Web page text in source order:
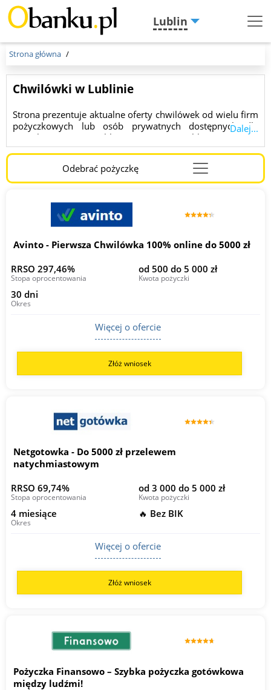
Lublin
Menu
Strona główna
Chwilówki w Lublinie
Strona prezentuje aktualne oferty chwilówek od wielu firm
pożyczkowych lub osób prywatnych dostępnych dla
mieszkańców w Lublinie. Możesz szybko porównać
warunki, kwoty do 150 000 zł i okres spłaty pożyczek.
Chwilówki to szybkie rozwiązanie na nagłe wydatki,
dostępne bez zbędnych formalności. Zebraliśmy w naszym
rankingu te najlepsze.
Dalej...
Odebrać pożyczkę
Avinto - Pierwsza Chwilówka 100% online do 5000 zł
RRSO 297,46%
Stopa oprocentowania
od 500 do 5 000 zł
Kwota pożyczki
30 dni
Okres
Więcej o ofercie
Złóż wniosek
Netgotowka - Do 5000 zł przelewem
natychmiastowym
RRSO 69,74%
Stopa oprocentowania
od 3 000 do 5 000 zł
Kwota pożyczki
4 miesiące
Okres
🔥 Bez BIK
Więcej o ofercie
Złóż wniosek
Pożyczka Finansowo – Szybka pożyczka gotówkowa
między ludźmi!